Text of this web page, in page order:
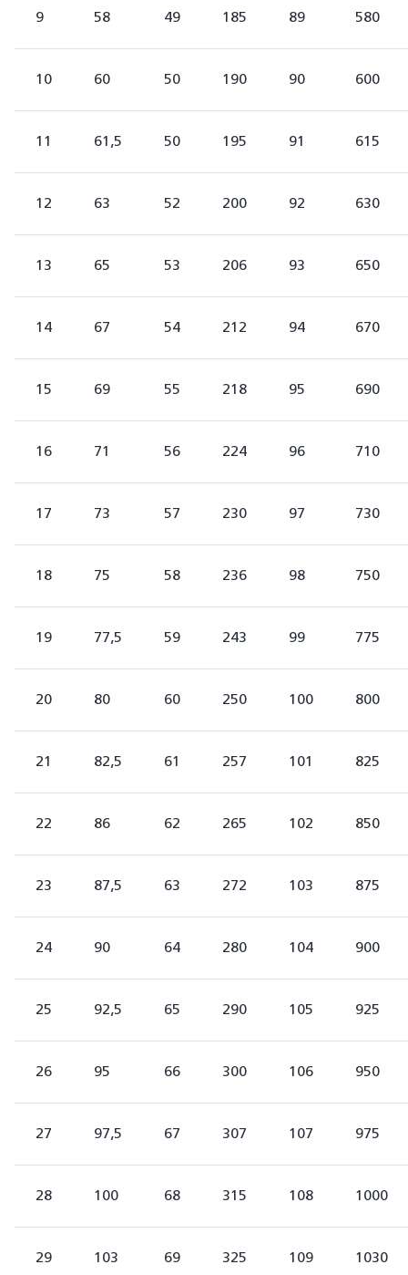
9 58 49 185 89 580
10 60 50 190 90 600
11 61,5 50 195 91 615
12 63 52 200 92 630
13 65 53 206 93 650
14 67 54 212 94 670
15 69 55 218 95 690
16 71 56 224 96 710
17 73 57 230 97 730
18 75 58 236 98 750
19 77,5 59 243 99 775
20 80 60 250 100 800
21 82,5 61 257 101 825
22 86 62 265 102 850
23 87,5 63 272 103 875
24 90 64 280 104 900
25 92,5 65 290 105 925
26 95 66 300 106 950
27 97,5 67 307 107 975
28 100 68 315 108 1000
29 103 69 325 109 1030